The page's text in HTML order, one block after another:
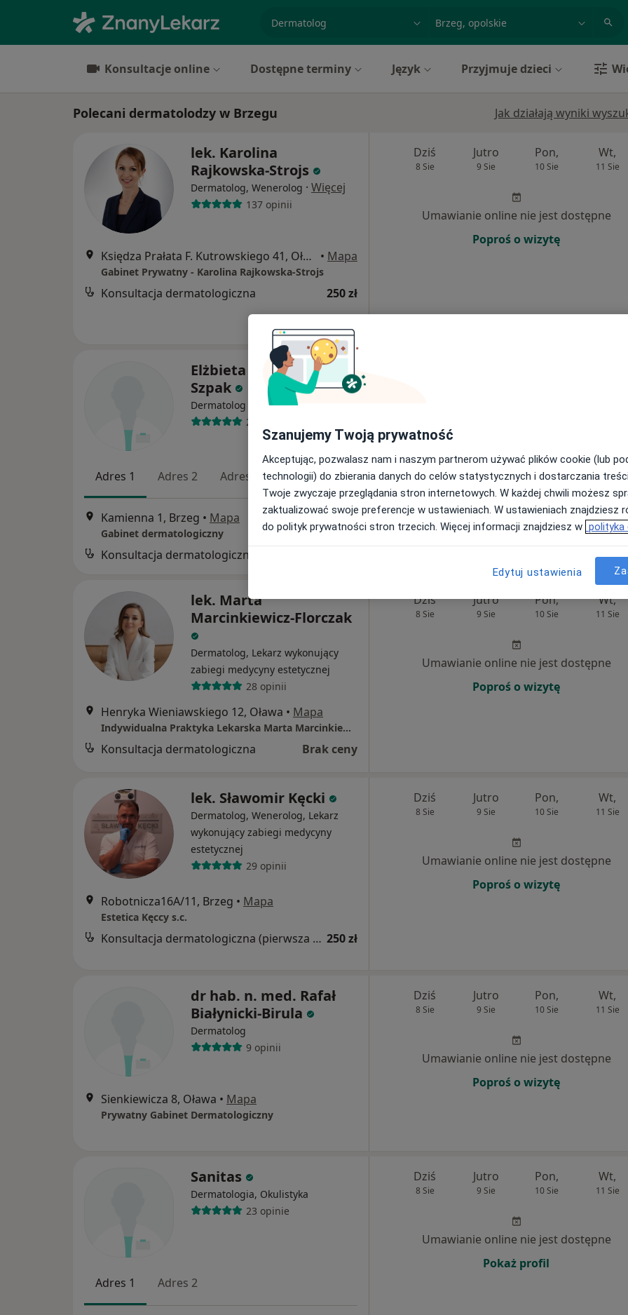
Konsultacje online Dostępne terminy Język Przyjmuje dzieci
Polecani dermatolodzy w Brzegu Jak działają wyniki
lek. Karolina
Rajkowska-Strojs
Dermatolog, Wenerolog · Więcej
137 opinii
Księdza Prałata F. Kutrowskiego 41, Oława • Mapa
Gabinet Prywatny - Karolina Rajkowska-Strojs
Konsultacja dermatologiczna 250 zł
Dziś
8 Sie
Jutro
9 Sie
Pon,
10 Sie
Wt,
11 Sie
Umawianie online nie jest dostępne
Poproś o wizytę
Elżbieta Machowska-
Szpak
Dermatolog
26 opinii
Adres 1 Adres 2 Adres 3
Kamienna 1, Brzeg • Mapa
Gabinet dermatologiczny
Konsultacja dermatologiczna
Umawianie online nie jest dostępne
Poproś o wizytę
lek. Marta
Marcinkiewicz-Florczak
Dermatolog, Lekarz wykonujący
zabiegi medycyny estetycznej
28 opinii
Henryka Wieniawskiego 12, Oława • Mapa
Indywidualna Praktyka Lekarska Marta Marcinkiewicz
Konsultacja dermatologiczna Brak ceny
Dziś
8 Sie
Jutro
9 Sie
Pon,
10 Sie
Wt,
11 Sie
Umawianie online nie jest dostępne
Poproś o wizytę
lek. Sławomir Kęcki
Dermatolog, Wenerolog, Lekarz
wykonujący zabiegi medycyny
estetycznej
29 opinii
Robotnicza16A/11, Brzeg • Mapa
Estetica Kęccy s.c.
Konsultacja dermatologiczna (pierwsza wizyta) 250 zł
Dziś
8 Sie
Jutro
9 Sie
Pon,
10 Sie
Wt,
11 Sie
Umawianie online nie jest dostępne
Poproś o wizytę
dr hab. n. med. Rafał
Białynicki-Birula
Dermatolog
9 opinii
Sienkiewicza 8, Oława • Mapa
Prywatny Gabinet Dermatologiczny
Dziś
8 Sie
Jutro
9 Sie
Pon,
10 Sie
Wt,
11 Sie
Umawianie online nie jest dostępne
Poproś o wizytę
Sanitas
Dermatologia, Okulistyka
23 opinie
Adres 1 Adres 2
Dziś
8 Sie
Jutro
9 Sie
Pon,
10 Sie
Wt,
11 Sie
Umawianie online nie jest dostępne
Pokaż profil
Szanujemy Twoją prywatność
Akceptując, pozwalasz nam i naszym partnerom używać plików cookie (lub
technologii) do zbierania danych do celów statystycznych i dostarczania
Twoje zwyczaje przeglądania stron internetowych. W każdej chwili możesz
zaktualizować swoje preferencje w ustawieniach. W ustawieniach znajdziesz
do polityk prywatności stron trzecich. Więcej informacji znajdziesz w polityka
Edytuj ustawienia